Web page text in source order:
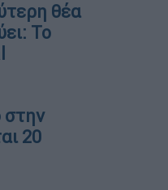
θέα
Το
στην
20